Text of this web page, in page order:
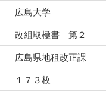
広島大学
改組取極書 第２
広島県地租改正課
１７３枚